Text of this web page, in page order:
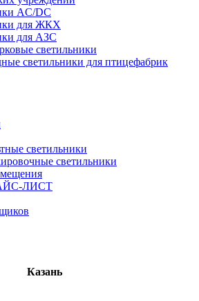
AC/DC
для ЖКХ
для АЗС
светильники
светильники для птицефабрик
светильники
светильники
ЛИСТ
Казань